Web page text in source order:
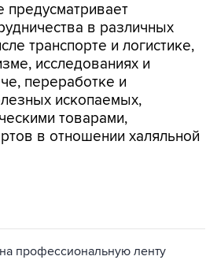
предусматривает
в различных
транспорте и логистике,
исследованиях и
переработке и
ископаемых,
товарами,
в отношении халяльной
профессиональную ленту